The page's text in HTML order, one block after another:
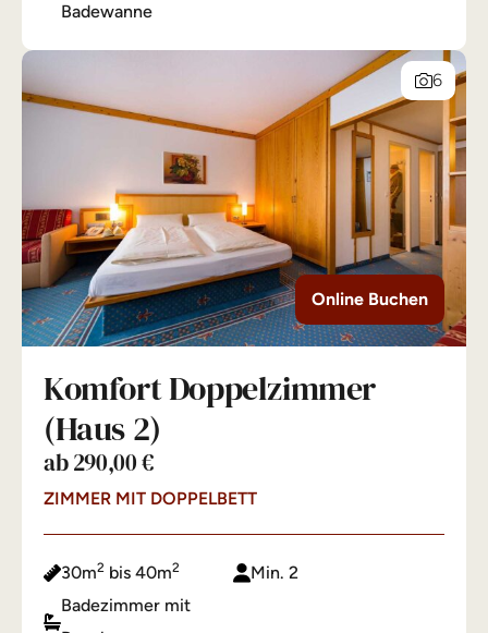
Badewanne
6
Online Buchen
Komfort Doppelzimmer
(Haus 2)
ab 290,00 €
ZIMMER MIT DOPPELBETT
30m2 bis 40m2
Min. 2
Badezimmer mit